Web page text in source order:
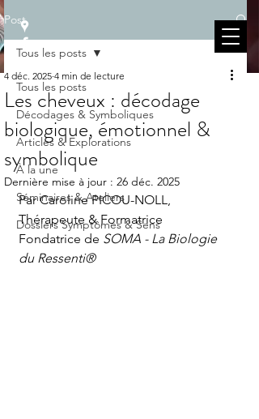
Post
Tous les posts
Décodages & Symboliques
Articles & Explorations
À la une
Séminaires & Ateliers
Dossiers Symptômes & Sens
Tous les posts
Les cheveux : décodage
biologique, émotionnel &
symbolique
4 déc. 2025 4 min de lecture
Dernière mise à jour : 26 déc. 2025
Par Caroline PICOU-NOLL,
Thérapeute & Formatrice
Fondatrice de SOMA - La Biologie
du Ressenti®